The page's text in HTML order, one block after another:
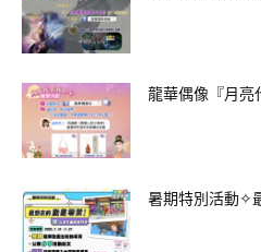
龍華偶像『月亮
暑期特別活動✧